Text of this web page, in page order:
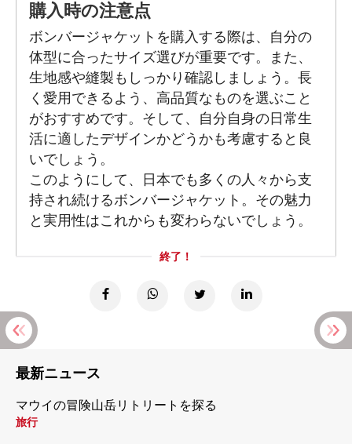
購入時の注意点
ボンバージャケットを購入する際は、自分の
体型に合ったサイズ選びが重要です。また、
生地感や縫製もしっかり確認しましょう。長
く愛用できるよう、高品質なものを選ぶこと
がおすすめです。そして、自分自身の日常生
活に適したデザインかどうかも考慮すると良
いでしょう。
このようにして、日本でも多くの人々から支
持され続けるボンバージャケット。その魅力
と実用性はこれからも変わらないでしょう。
終了！
最新ニュース
マウイの冒険山岳リトリートを探る
旅行